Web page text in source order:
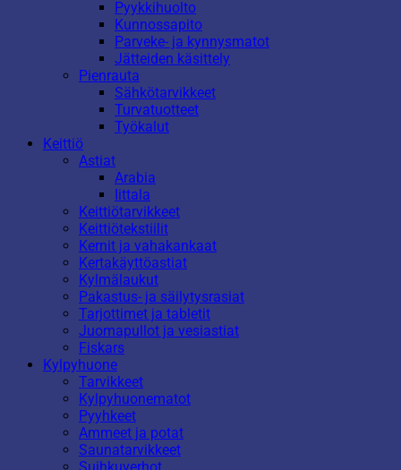
Pyykkihuolto
Kunnossapito
Parveke- ja kynnysmatot
Jätteiden käsittely
Pienrauta
Sähkötarvikkeet
Turvatuotteet
Työkalut
Keittiö
Astiat
Arabia
Iittala
Keittiötarvikkeet
Keittiötekstiilit
Kernit ja vahakankaat
Kertakäyttöastiat
Kylmälaukut
Pakastus- ja säilytysrasiat
Tarjottimet ja tabletit
Juomapullot ja vesiastiat
Fiskars
Kylpyhuone
Tarvikkeet
Kylpyhuonematot
Pyyhkeet
Ammeet ja potat
Saunatarvikkeet